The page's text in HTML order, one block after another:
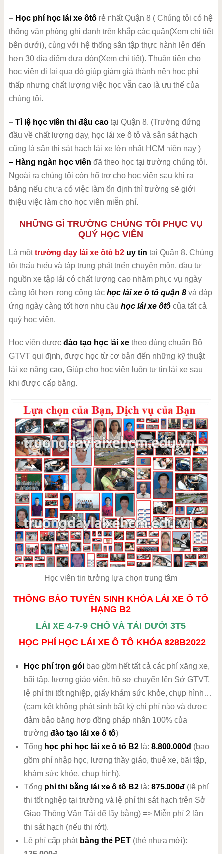
– Học phí học lái xe ôtô rẻ nhất Quận 8 ( Chúng tôi có hệ
thống văn phòng ghi danh trên khắp các quận(Xem chi tiết
bên dưới), cùng với hệ thống sân tập thực hành lên đến
hơn 30 địa điểm đưa đón(Xem chi tiết). Thuận tiện cho
học viên đi lại qua đó giúp giảm giá thành nên học phí
thấp nhưng chất lượng việc học vẫn cao là ưu thế của
chúng tôi.
– Tỉ lệ học viên thi đậu caotại Quận 8. (Trường đứng
đầu về chất lượng dạy, học lái xe ô tô và sân sát hạch
cũng là sân thi sát hạch lái xe lớn nhất HCM hiện nay )
– Hàng ngàn học viên đã theo học tại trường chúng tôi.
Ngoài ra chúng tôi còn hổ trợ cho học viên sau khi ra
bằng nếu chưa có việc làm ổn định thì trường sẽ giới
thiệu việc làm cho học viên miễn phí.
NHỮNG GÌ TRƯỜNG CHÚNG TÔI PHỤC VỤ
QUÝ HỌC VIÊN
Là mộttrường dạy lái xe ôtô b2uy tín tại Quận 8. Chúng
tôi thấu hiểu và tập trung phát triển chuyên môn, đầu tư
nguồn xe tập lái có chất lượng cao nhằm phục vụ ngày
cằng tốt hơn trong công tác học lái xe ô tô quận 8và đáp
ứng ngày càng tốt hơn nhu cầu học lái xe ôtô của tất cả
quý học viên.
Học viên được đào tạo học lái xetheo đúng chuẩn Bộ
GTVT qui định, được học từ cơ bản đến những kỹ thuật
lái xe nâng cao, Giúp cho học viên luôn tự tin lái xe sau
khi được cấp bằng.
Học viên tin tưởng lựa chọn trung tâm
THÔNG BÁO TUYỂN SINH KHÓA LÁI XE Ô TÔ
HẠNG B2
LÁI XE 4-7-9 CHỔ VÀ TẢI DƯỚI 3T5
HỌC PHÍ HỌC LÁI XE Ô TÔ KHÓA 828B2022
Học phí trọn gói bao gồm hết tất cả các phí xăng xe,
bãi tập, lương giáo viên, hồ sơ chuyển lên Sở GTVT,
lệ phí thi tốt nghiệp, giấy khám sức khỏe, chụp hình…
(cam kết không phát sinh bất kỳ chi phí nào và được
đảm bảo bằng hợp đồng pháp nhân 100% của
trường đào tạo lái xe ô tô)
Tổng học phí học lái xe ô tô B2là: 8.800.000đ(bao
gồm phí nhập học, lương thầy giáo, thuê xe, bãi tập,
khám sức khỏe, chụp hình).
Tổng phí thi bằng lái xe ô tô B2là: 875.000đ(lệ phí
thi tốt nghệp tại trường và lệ phí thi sát hạch trên Sở
Giao Thông Vận Tải để lấy bằng) => Miễn phí 2 lần
thi sát hạch (nếu thi rớt).
Lệ phí cấp phát bằng thẻ PET (thẻ nhựa mới):